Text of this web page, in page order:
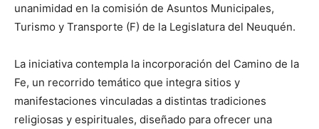
unanimidad en la comisión de Asuntos Municipales,
Turismo y Transporte (F) de la Legislatura del Neuquén.
La iniciativa contempla la incorporación del Camino de la
Fe, un recorrido temático que integra sitios y
manifestaciones vinculadas a distintas tradiciones
religiosas y espirituales, diseñado para ofrecer una